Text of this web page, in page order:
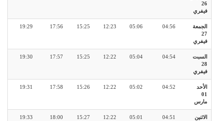
26
فيفري
الجمعة
27
فيفري
04:56
05:06
12:23
15:25
17:56
19:29
السبت
28
فيفري
04:54
05:04
12:22
15:25
17:57
19:30
الأحد
01
مارس
04:52
05:02
12:22
15:26
17:58
19:31
الاثنين
04:51
05:01
12:22
15:27
18:00
19:33